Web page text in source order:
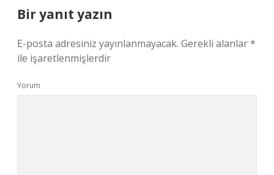
Bir yanıt yazın
E-posta adresiniz yayınlanmayacak. Gerekli alanlar*
ile işaretlenmişlerdir
Yorum